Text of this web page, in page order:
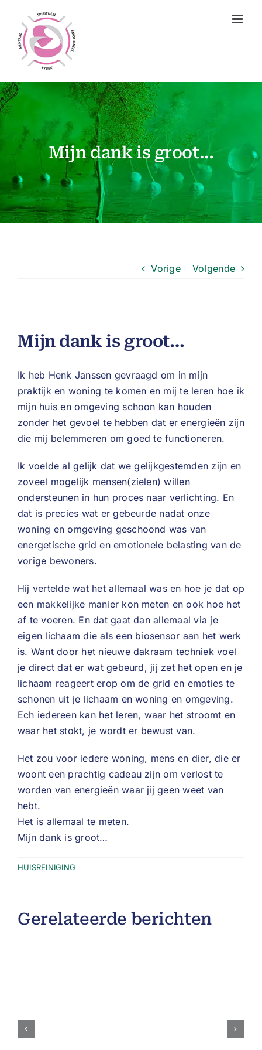
inhoud
Mijn dank is groot…
Vorige Volgende
Mijn dank is groot…
Ik heb Henk Janssen gevraagd om in mijn
praktijk en woning te komen en mij te leren hoe ik
mijn huis en omgeving schoon kan houden
zonder het gevoel te hebben dat er energieën zijn
die mij belemmeren om goed te functioneren.
Ik voelde al gelijk dat we gelijkgestemden zijn en
zoveel mogelijk mensen(zielen) willen
ondersteunen in hun proces naar verlichting. En
dat is precies wat er gebeurde nadat onze
woning en omgeving geschoond was van
energetische grid en emotionele belasting van de
vorige bewoners.
Hij vertelde wat het allemaal was en hoe je dat op
een makkelijke manier kon meten en ook hoe het
af te voeren. En dat gaat dan allemaal via je
eigen lichaam die als een biosensor aan het werk
is. Want door het nieuwe dakraam techniek voel
je direct dat er wat gebeurd, jij zet het open en je
lichaam reageert erop om de grid en emoties te
schonen uit je lichaam en woning en omgeving.
Ech iedereen kan het leren, waar het stroomt en
waar het stokt, je wordt er bewust van.
Het zou voor iedere woning, mens en dier, die er
woont een prachtig cadeau zijn om verlost te
worden van energieën waar jij geen weet van
hebt.
Het is allemaal te meten.
Mijn dank is groot…
HUISREINIGING
Gerelateerde berichten